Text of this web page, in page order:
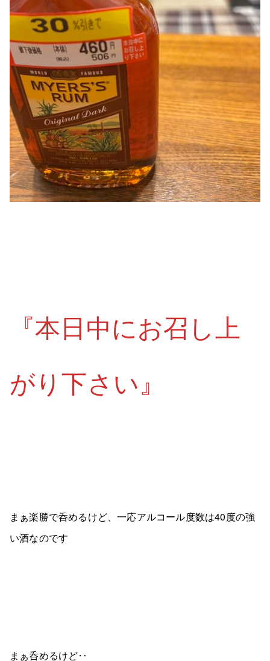
『本日中にお召し上
がり下さい』
まぁ楽勝で呑めるけど、一応アルコール度数は40度の強
い酒なのです
まぁ呑めるけど‥